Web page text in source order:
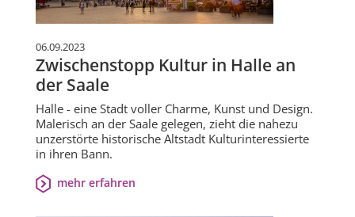
06.09.2023
Zwischenstopp Kultur in Halle an
der Saale
Halle - eine Stadt voller Charme, Kunst und Design.
Malerisch an der Saale gelegen, zieht die nahezu
unzerstörte historische Altstadt Kulturinteressierte
in ihren Bann.
mehr erfahren